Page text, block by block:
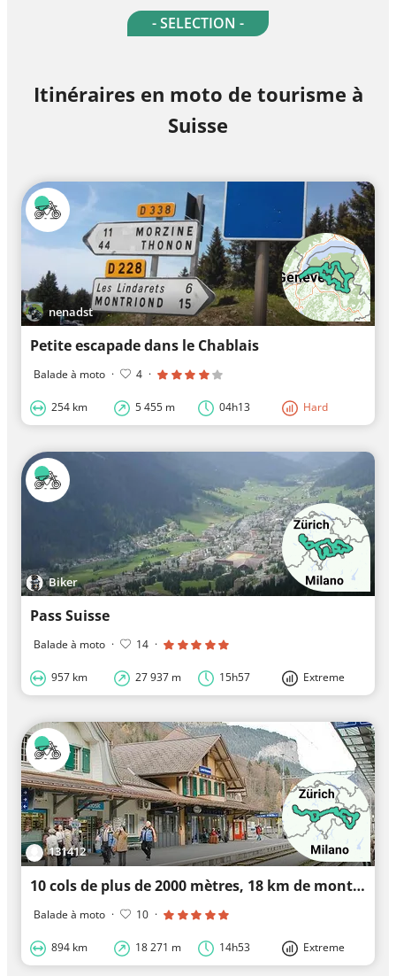
- SELECTION -
Itinéraires en moto de tourisme à
Suisse
nenadst
Petite escapade dans le Chablais
Balade à moto · 4 ·
254 km 5 455 m 04h13 Hard
Biker
Pass Suisse
Balade à moto · 14 ·
957 km 27 937 m 15h57 Extreme
131412
10 cols de plus de 2000 mètres, 18 km de montée et de descente, 900 km de long Suisse
Balade à moto · 10 ·
894 km 18 271 m 14h53 Extreme